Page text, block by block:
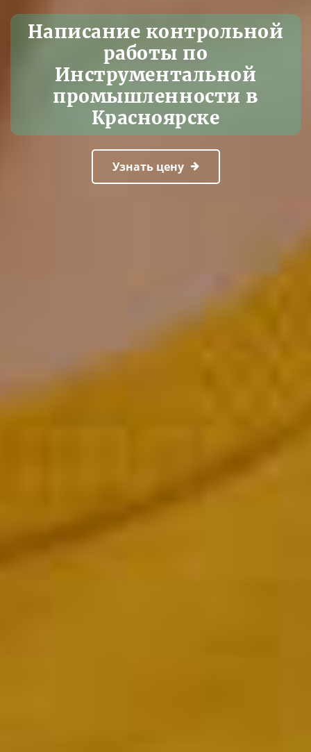
Написание контрольной
работы по
Инструментальной
промышленности в
Красноярске
Узнать цену